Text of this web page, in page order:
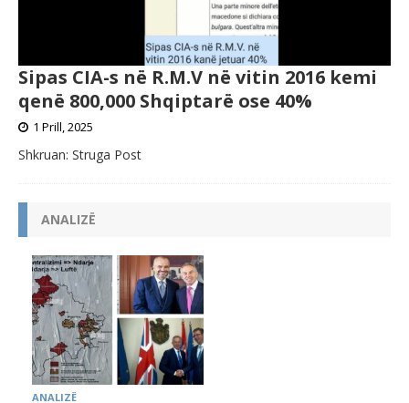
Sipas CIA-s në R.M.V në vitin 2016 kemi
qenë 800,000 Shqiptarë ose 40%
1 Prill, 2025
Shkruan: Struga Post
ANALIZË
ANALIZË